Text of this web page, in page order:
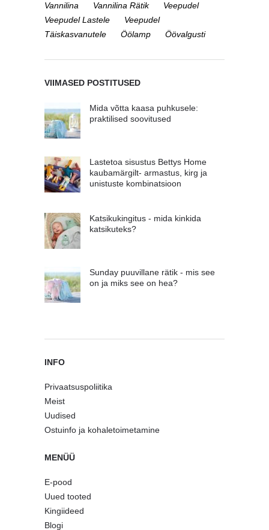
Vannilina
Vannilina Rätik
Veepudel
Veepudel Lastele
Veepudel
Täiskasvanutele
Öölamp Öövalgusti
VIIMASED POSTITUSED
Mida võtta kaasa puhkusele:
praktilised soovitused
Lastetoa sisustus Bettys Home
kaubamärgilt- armastus, kirg ja
unistuste kombinatsioon
Katsikukingitus - mida kinkida
katsikuteks?
Sunday puuvillane rätik - mis see
on ja miks see on hea?
INFO
Privaatsuspoliitika
Meist
Uudised
Ostuinfo ja kohaletoimetamine
MENÜÜ
E-pood
Uued tooted
Kingiideed
Blogi